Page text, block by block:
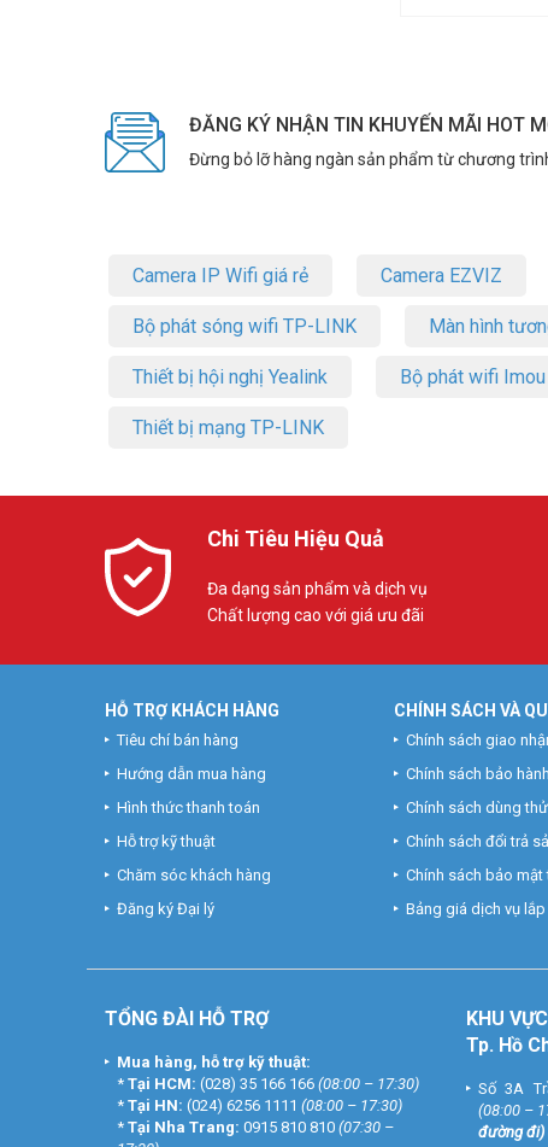
ĐĂNG KÝ NHẬN TIN KHUYẾN MÃI HOT
Đừng bỏ lỡ hàng ngàn sản phẩm từ chương
Camera IP Wifi giá rẻ Camera EZVIZ
Bộ phát sóng wifi TP-LINK Màn hình
Thiết bị hội nghị Yealink Bộ phát wifi Imou
Thiết bị mạng TP-LINK
Chi Tiêu Hiệu Quả
Đa dạng sản phẩm và dịch vụ
Chất lượng cao với giá ưu đãi
HỖ TRỢ KHÁCH HÀNG
Tiêu chí bán hàng
Hướng dẫn mua hàng
Hình thức thanh toán
Hỗ trợ kỹ thuật
Chăm sóc khách hàng
Đăng ký Đại lý
CHÍNH SÁCH VÀ
Chính sách giao
Chính sách bảo hành
Chính sách dùng
Chính sách đổi trả
Chính sách bảo mật
Bảng giá dịch vụ
TỔNG ĐÀI HỖ TRỢ
Mua hàng, hỗ trợ kỹ thuật:
* Tại HCM: (028) 35 166 166 (08:00 – 17:30)
* Tại HN: (024) 6256 1111 (08:00 – 17:30)
* Tại Nha Trang: 0915 810 810 (07:30 –
KHU
Tp. Hồ
Số 3A
(08:00 –
đường đi)